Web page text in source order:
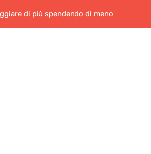
di più spendendo di meno